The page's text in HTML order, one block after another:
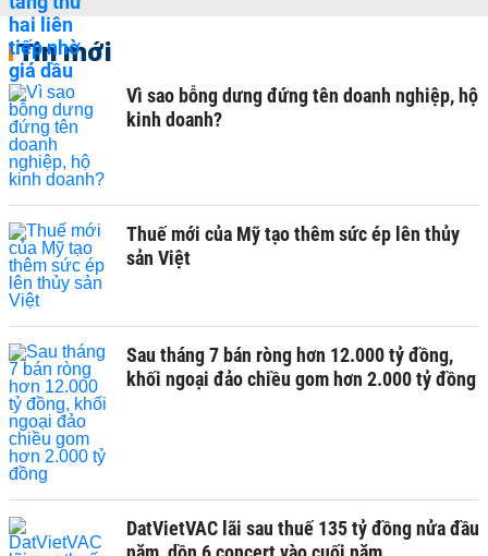
Tin mới
Vì sao bỗng dưng đứng tên doanh nghiệp, hộ
kinh doanh?
Thuế mới của Mỹ tạo thêm sức ép lên thủy
sản Việt
Sau tháng 7 bán ròng hơn 12.000 tỷ đồng,
khối ngoại đảo chiều gom hơn 2.000 tỷ đồng
DatVietVAC lãi sau thuế 135 tỷ đồng nửa đầu